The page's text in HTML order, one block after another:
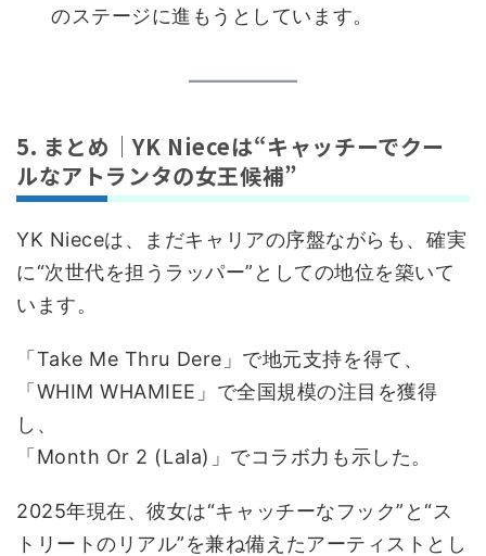
のステージに進もうとしています。
5. まとめ｜YK Nieceは“キャッチーでクー
ルなアトランタの女王候補”
YK Nieceは、まだキャリアの序盤ながらも、確実
に“次世代を担うラッパー”としての地位を築いて
います。
「Take Me Thru Dere」で地元支持を得て、
「WHIM WHAMIEE」で全国規模の注目を獲得
し、
「Month Or 2 (Lala)」でコラボ力も示した。
2025年現在、彼女は“キャッチーなフック”と“ス
トリートのリアル”を兼ね備えたアーティストとし